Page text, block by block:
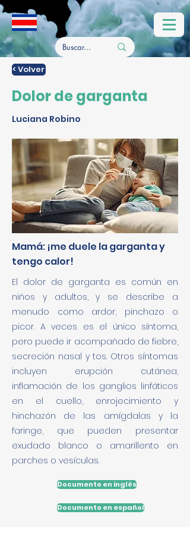
< Volver
Dolor de garganta
Luciana Robino
Mamá: ¡me duele la garganta y
tengo calor!
El dolor de garganta es común en
niños y adultos, y se describe a
menudo como ardor, pinchazo o
picor. A veces es el único síntoma,
pero puede ir acompañado de fiebre,
secreción nasal y tos. Otros síntomas
incluyen erupción cutánea,
inflamación de los ganglios linfáticos
en el cuello, enrojecimiento y
hinchazón de las amígdalas y la
faringe, que pueden presentar
exudado blanco o amarillento en
parches o vesículas.
Documento en inglés
Documento en español